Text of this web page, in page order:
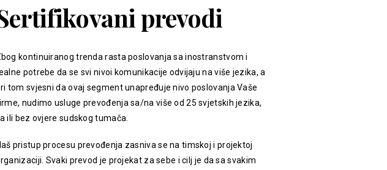
prevodi
kontinuiranog trenda rasta poslovanja sa inostranstvom i
potrebe da se svi nivoi komunikacije odvijaju na više jezika, a
tom svjesni da ovaj segment unapređuje nivo poslovanja Vaše
nudimo usluge prevođenja sa/na više od 25 svjetskih jezika,
ili bez ovjere sudskog tumača.
pristup procesu prevođenja zasniva se na timskoj i projektoj
Svaki prevod je projekat za sebe i cilj je da sa svakim